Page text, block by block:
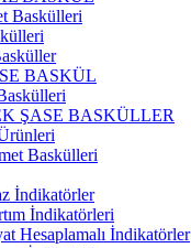
Baskülleri
BASKÜL
ŞASE BASKÜLLER
Baskülleri
İndikatörler
İndikatörleri
Hesaplamalı İndikatörler